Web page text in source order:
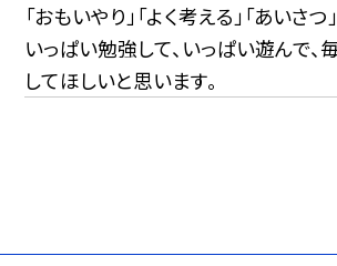
「おもいやり」「よく考える」「あいさつ
いっぱい勉強して、いっぱい遊んで、
してほしいと思います。